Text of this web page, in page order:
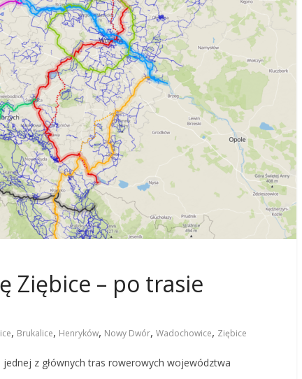
Ziębice – po trasie
, Brukalice, Henryków, Nowy Dwór, Wadochowice, Ziębice
z głównych tras rowerowych województwa